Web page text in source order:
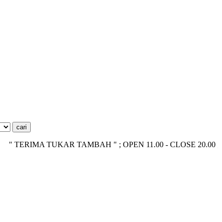
TUKAR TAMBAH " ; OPEN 11.00 - CLOSE 20.00 ;